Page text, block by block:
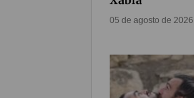
05 de agosto de 2026